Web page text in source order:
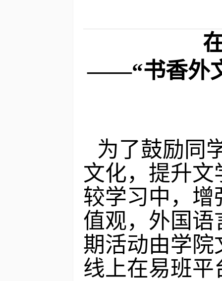
——“书香外
为了鼓励同
文化，提升
较学习中，增
值观，外国语
期活动由学院
线上在易班